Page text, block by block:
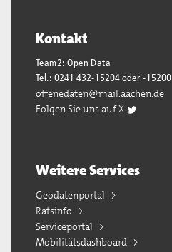
Kontakt
Team2: Open Data
Tel.: 0241 432-15204 oder -15200
offenedaten@mail.aachen.de
Folgen Sie uns auf X
Weitere Services
Geodatenportal
Ratsinfo
Serviceportal
Mobilitätsdashboard